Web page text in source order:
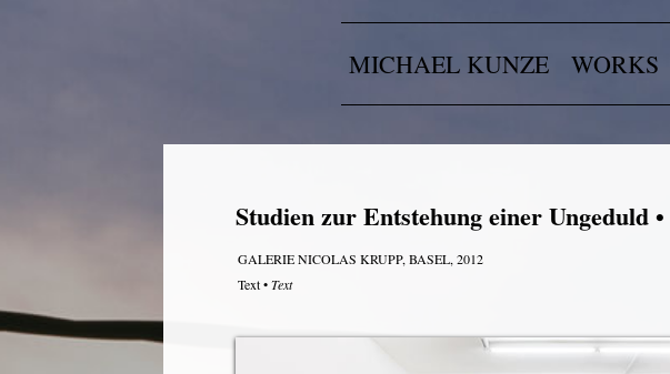
MICHAEL KUNZE WORKS
Studien zur Entstehung einer Ungeduld •
GALERIE NICOLAS KRUPP, BASEL, 2012
Text•Text